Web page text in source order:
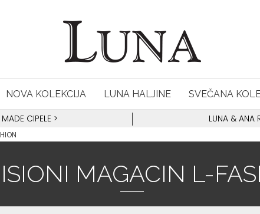
NOVA KOLEKCIJA LUNA HALJINE SVEČANA
CIPELE > LUNA & ANA
MAGACIN L-